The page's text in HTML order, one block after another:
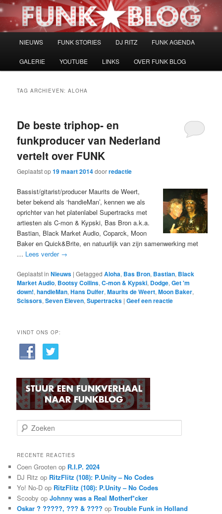
Spring
naar
Spring
naar
NIEUWS FUNK STORIES DJ RITZ FUNK AGENDA
GALERIE YOUTUBE LINKS OVER FUNK BLOG
TAG ARCHIEVEN:ALOHA
De beste triphop- en
funkproducer van Nederland
vertelt over FUNK
Geplaatst op19 maart 2014doorredactie
Bassist/gitarist/producer Maurits de Weert,
beter bekend als ‘handieMan’, kennen we als
oprichter van het platenlabel Supertracks met
artiesten als C-mon & Kypski, Bas Bron a.k.a.
Bastian, Black Market Audio, Coparck, Moon
Baker en Quick&Brite, en natuurlijk van zijn samenwerking met
… Lees verder →
Geplaatst in Nieuws |Getagged Aloha, Bas Bron, Bastian, Black
Market Audio, Bootsy Collins,C-mon & Kypski, Dodge,Get 'm
down!,handieMan,Hans Dulfer,Maurits de Weert,Moon Baker,
Scissors,Seven Eleven,Supertracks |Geef een reactie
VINDT ONS OP:
o
k
n
RECENTE REACTIES
Coen Grooten op R.I.P. 2024
DJ Ritz op RitzFlitz (108): P.Unity – No Codes
Yo! No-D op RitzFlitz (108): P.Unity – No Codes
Scooby opJohnny was a Real Motherf*cker
Oskar ? ?????, ??? & ???? opTrouble Funk in Holland